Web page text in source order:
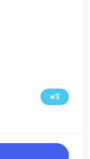
ฟรี